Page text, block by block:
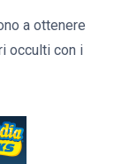
a ottenere
occulti con i